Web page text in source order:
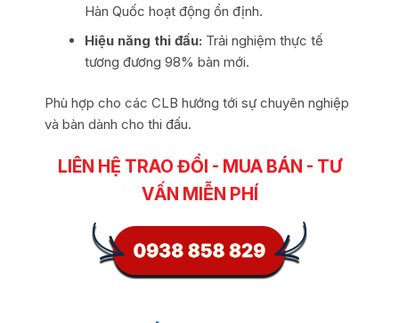
Hàn Quốc hoạt động ổn định.
Hiệu năng thi đấu: Trải nghiệm thực tế
tương đương 98% bàn mới.
Phù hợp cho các CLB hướng tới sự chuyên nghiệp
và bàn dành cho thi đấu.
LIÊN HỆ TRAO ĐỔI - MUA BÁN - TƯ
VẤN MIỄN PHÍ